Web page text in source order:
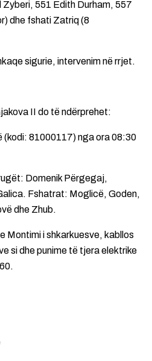
551 Edith Durham, 557
dhe fshati Zatriq (8
sigurie, intervenim në rrjet.
II do të ndërprehet:
81000117) nga ora 08:30
Domenik Përgegaj,
Fshatrat: Moglicë, Goden,
dhe Zhub.
Montimi i shkarkuesve, kabllos
si dhe punime të tjera elektrike